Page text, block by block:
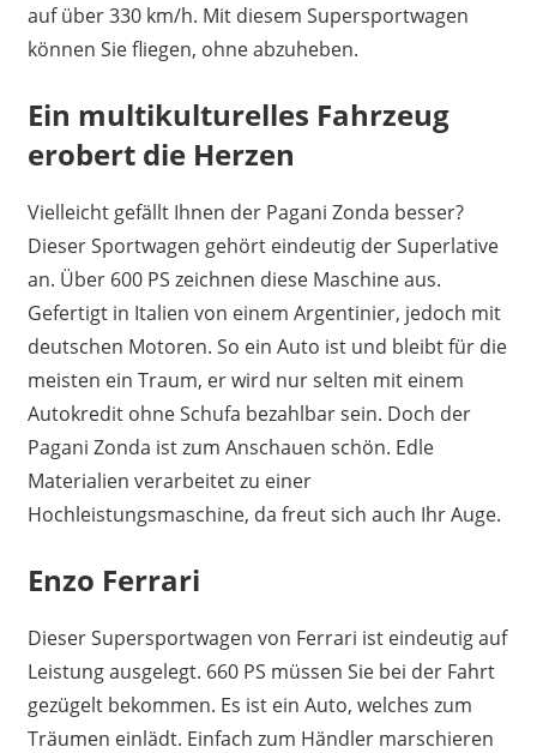
auf über 330 km/h. Mit diesem Supersportwagen
können Sie fliegen, ohne abzuheben.
Ein multikulturelles Fahrzeug
erobert die Herzen
Vielleicht gefällt Ihnen der Pagani Zonda besser?
Dieser Sportwagen gehört eindeutig der Superlative
an. Über 600 PS zeichnen diese Maschine aus.
Gefertigt in Italien von einem Argentinier, jedoch mit
deutschen Motoren. So ein Auto ist und bleibt für die
meisten ein Traum, er wird nur selten mit einem
Autokredit ohne Schufa bezahlbar sein. Doch der
Pagani Zonda ist zum Anschauen schön. Edle
Materialien verarbeitet zu einer
Hochleistungsmaschine, da freut sich auch Ihr Auge.
Enzo Ferrari
Dieser Supersportwagen von Ferrari ist eindeutig auf
Leistung ausgelegt. 660 PS müssen Sie bei der Fahrt
gezügelt bekommen. Es ist ein Auto, welches zum
Träumen einlädt. Einfach zum Händler marschieren